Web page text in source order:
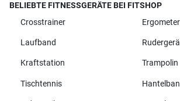
BELIEBTE FITNESSGERÄTE BEI FITSHOP
Crosstrainer
Ergometer
Laufband
Kraftstation Trampolin
Tischtennis